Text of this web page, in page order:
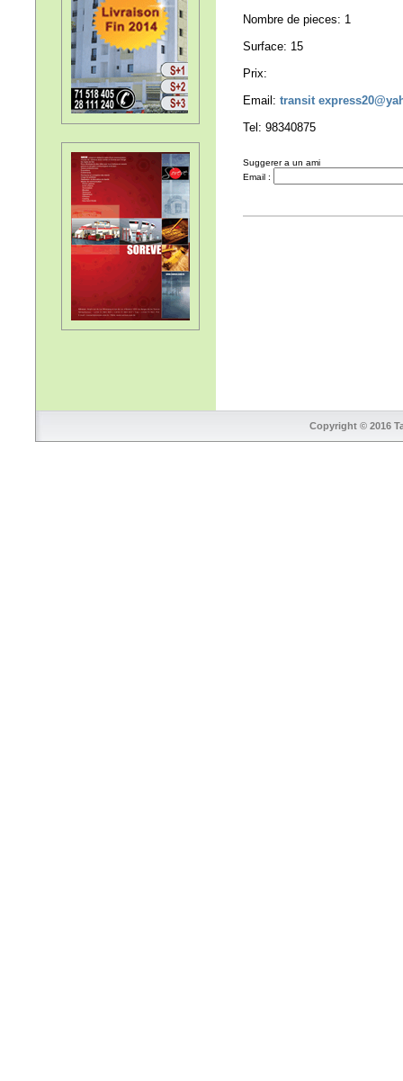
Nombre de pieces: 1
Surface: 15
Prix:
Email: transit
Tel: 98340875
Suggerer a un ami
Email :
Copyright © 2016